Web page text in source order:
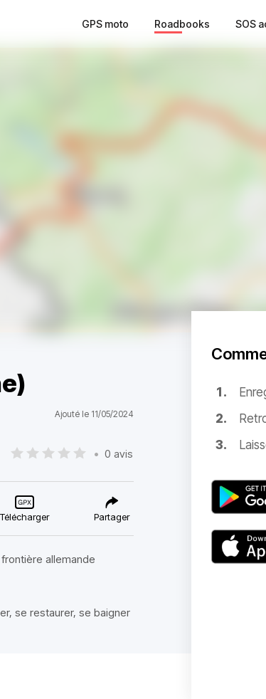
GPS moto Roadbooks SOS
Ajouté le 11/05/2024
• 0 avis
Télécharger Partager
allemande
se restaurer, se baigner